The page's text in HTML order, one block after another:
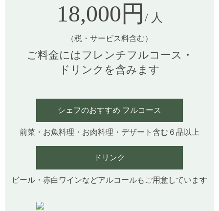
18,000円 / 人
（税・サービス料含む）
ご料金にはフレンチフルコース・
ドリンクを含みます
シェフのおすすめ フルコース
前菜・お魚料理・お肉料理・デザート含む６品以上
ドリンク
ビール・赤白ワインなどアルコールもご用意しています